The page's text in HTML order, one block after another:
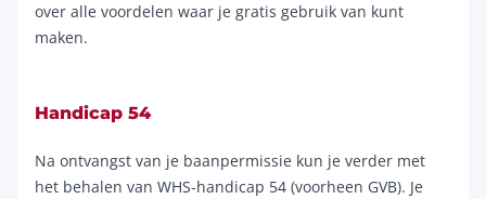
over alle voordelen waar je gratis gebruik van kunt
maken.
Handicap 54
Na ontvangst van je baanpermissie kun je verder met
het behalen van WHS-handicap 54 (voorheen GVB). Je